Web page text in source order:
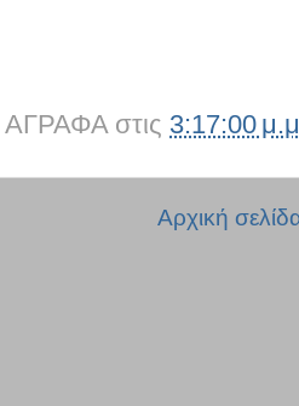
ΑΓΡΑΦΑ στις 3:17:00
Αρχική